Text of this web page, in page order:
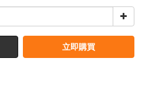
立即購買